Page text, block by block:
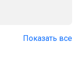
Показать все